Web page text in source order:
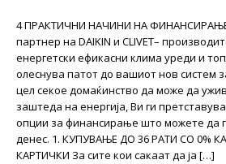
4 ПРАКТИЧНИ НАЧИНИ НА
партнер на DAIKIN и CLIVET–
енергетски ефикасни клима уреди и
олеснува патот до вашиот нов систем
цел секое домаќинство да може да
заштеда на енергија, Ви ги
опции за финансирање што можете да
денес. 1. КУПУВАЊЕ ДО 36 РАТИ СО 0%
КАРТИЧКИ За сите кои сакаат да ја […]